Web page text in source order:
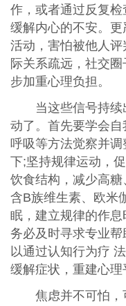
作，或者通过反复
缓解内心的不安。
活动，害怕被他人
际关系疏远，社交
步加重心理负担。
当这些信号持
动了。首先要学会
呼吸等方法觉察并
下;坚持规律运动，
饮食结构，减少高
含B族维生素、欧米
眠，建立规律的作息
务必及时寻求专业
以通过认知行为疗
缓解症状，重建心理
焦虑并不可怕